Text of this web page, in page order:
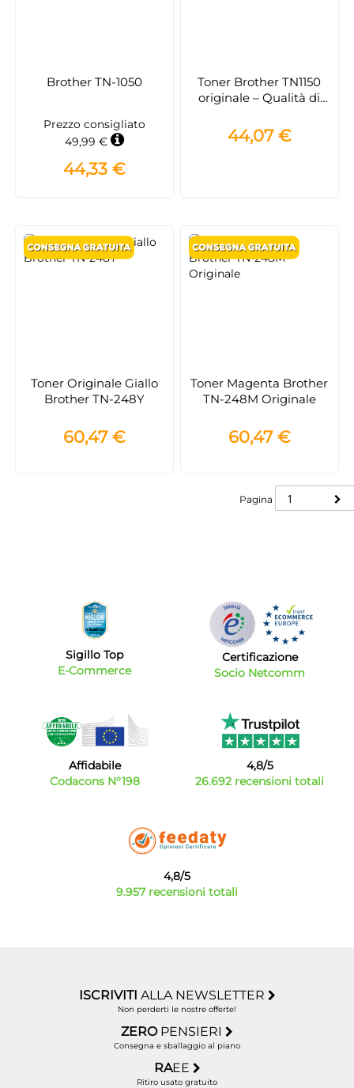
Brother TN-1050
Prezzo consigliato
49,99 €
44,33 €
Toner Brother TN1150
originale – Qualità di
44,07 €
Toner Originale Giallo
Brother TN-248Y
60,47 €
Toner Magenta Brother
TN-248M Originale
60,47 €
Pagina
Pagina
Sigillo Top
E-Commerce
Certificazione
Socio Netcomm
Affidabile
Codacons N°198
4,8/5
26.692 recensioni totali
4,8/5
9.957 recensioni totali
ISCRIVITI ALLA NEWSLETTER
Non perderti le nostre offerte!
ZERO PENSIERI
Consegna e sballaggio al piano
RAEE
Ritiro usato gratuito